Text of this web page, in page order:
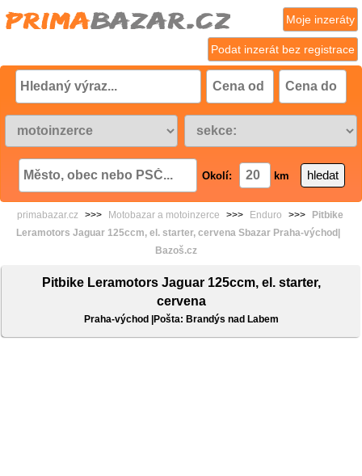
Podat inzerát bez registrace
Moje inzeráty
Okolí: km
primabazar.cz >>> Motobazar a motoinzerce >>> Enduro >>>
Pitbike
Leramotors Jaguar 125ccm, el. starter, cervena Sbazar Praha-východ|
Bazoš.cz
Pitbike Leramotors Jaguar 125ccm, el. starter,
cervena
Praha-východ |Pošta: Brandýs nad Labem